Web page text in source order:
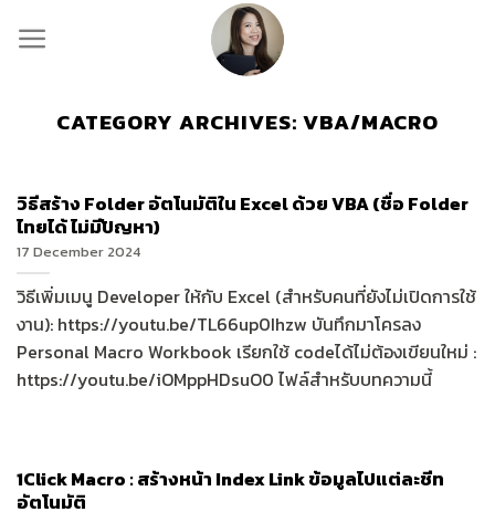
CATEGORY ARCHIVES: VBA/MACRO
วิธีสร้าง Folder อัตโนมัติใน Excel ด้วย VBA (ชื่อ Folder
ไทยได้ ไม่มีปัญหา)
17 December 2024
วิธีเพิ่มเมนู Developer ให้กับ Excel (สำหรับคนที่ยังไม่เปิดการใช้
งาน): https://youtu.be/TL66up0Ihzw บันทึกมาโครลง
Personal Macro Workbook เรียกใช้ codeได้ไม่ต้องเขียนใหม่ :
https://youtu.be/iOMppHDsuO0 ไฟล์สำหรับบทความนี้
1Click Macro : สร้างหน้า Index Link ข้อมูลไปแต่ละชีท
อัตโนมัติ